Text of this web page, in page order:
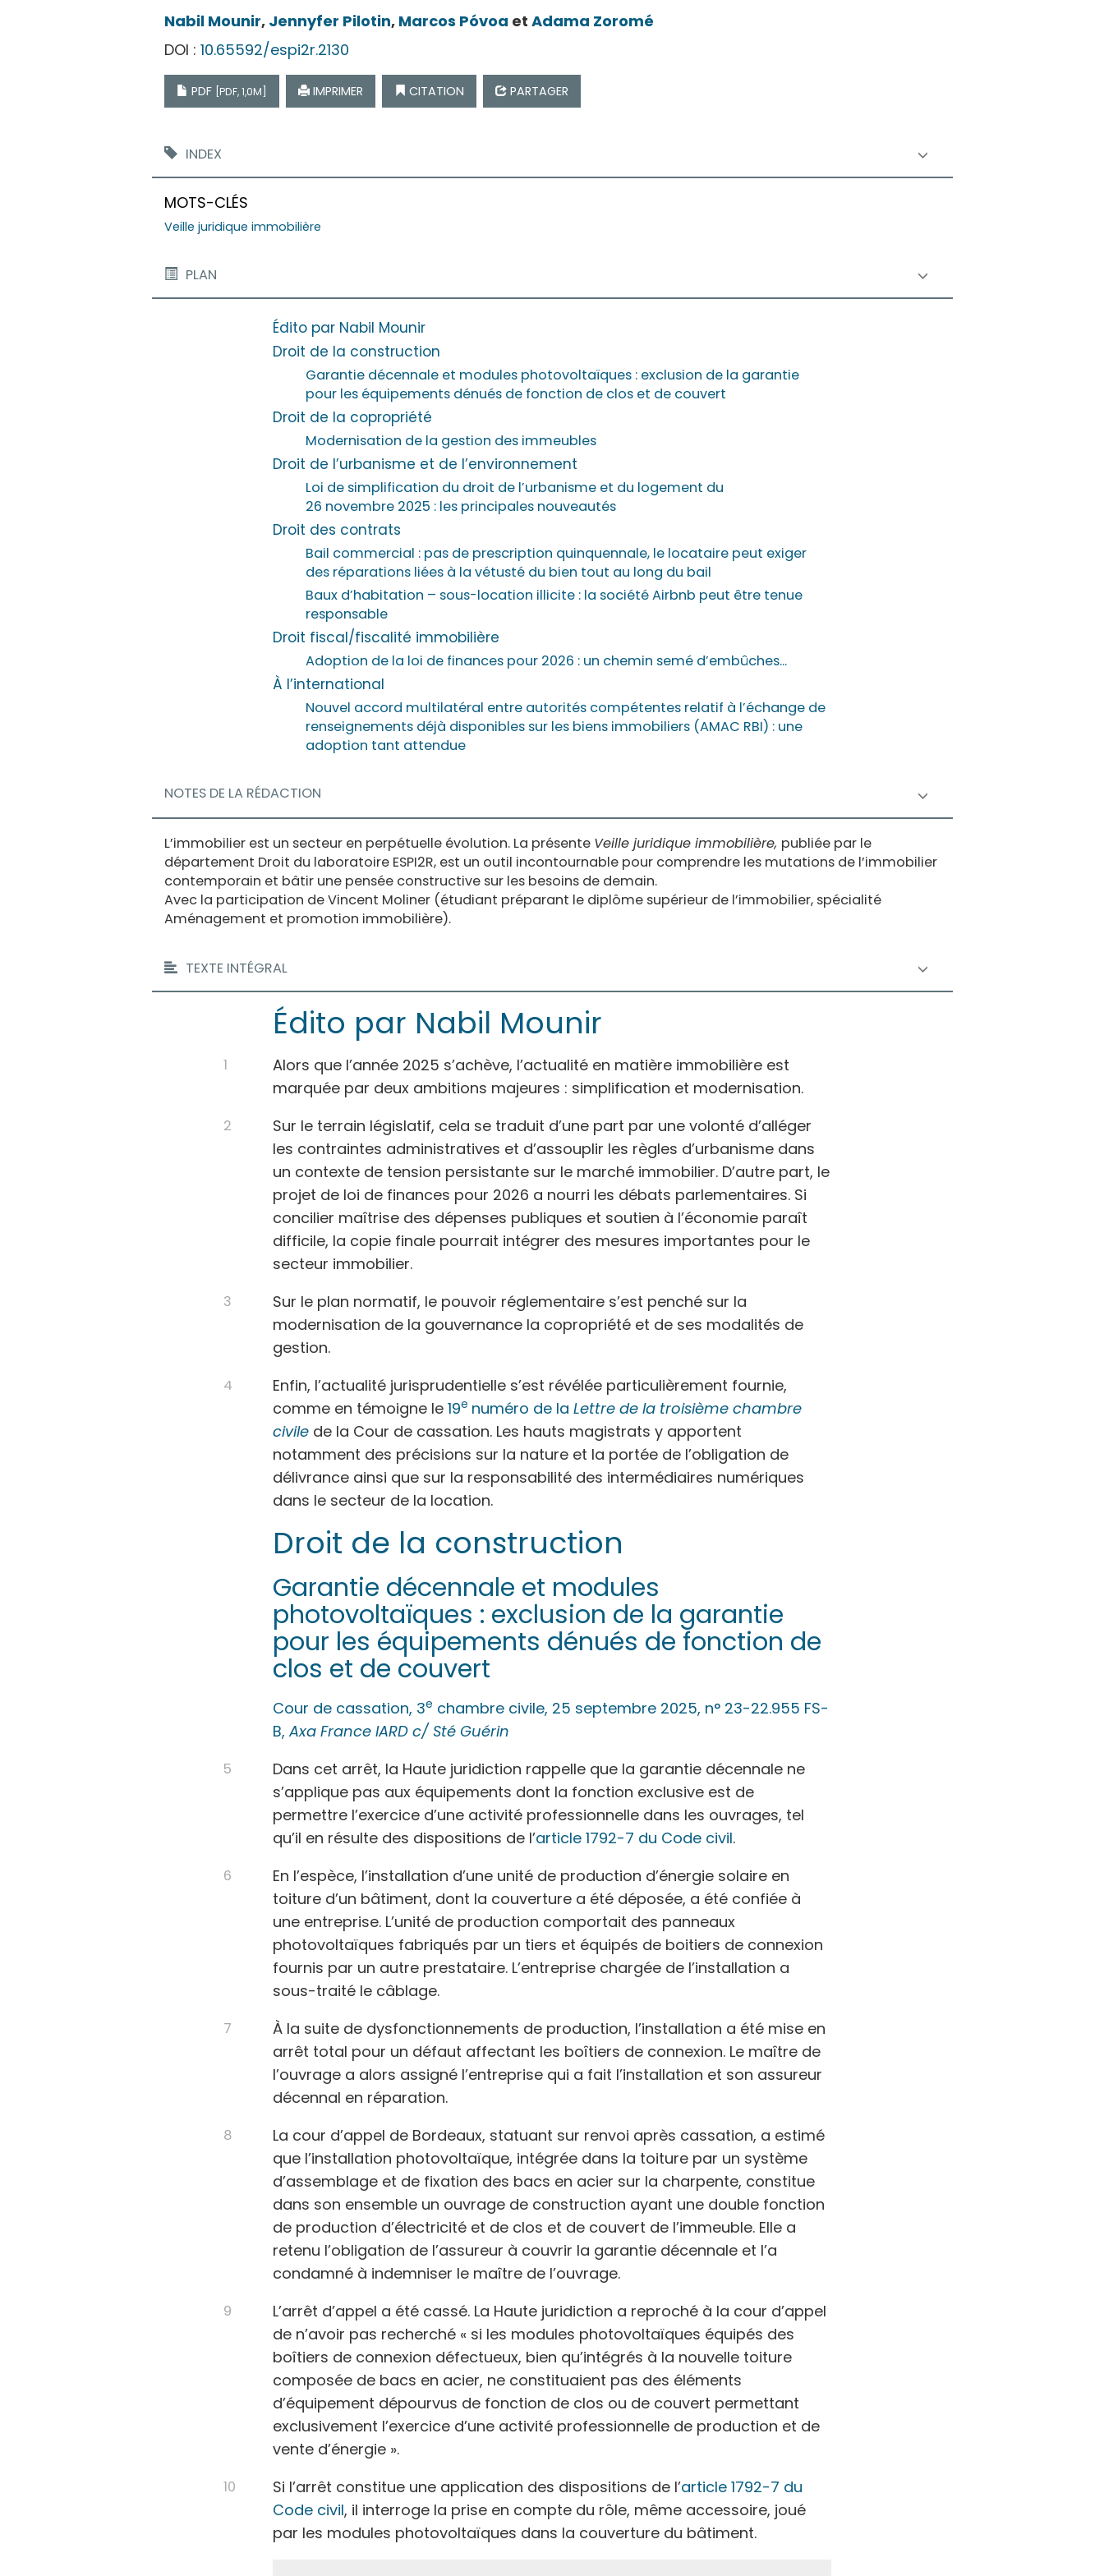
Nabil Mounir, Jennyfer Pilotin, Marcos Póvoa et Adama Zoromé
DOI : 10.65592/espi2r.2130
PDF [PDF, 1,0M] IMPRIMER CITATION PARTAGER
INDEX
MOTS-CLÉS
Veille juridique immobilière
PLAN
Édito par Nabil Mounir
Droit de la construction
Garantie décennale et modules photovoltaïques : exclusion de la garantie
pour les équipements dénués de fonction de clos et de couvert
Droit de la copropriété
Modernisation de la gestion des immeubles
Droit de l’urbanisme et de l’environnement
Loi de simplification du droit de l’urbanisme et du logement du
26 novembre 2025 : les principales nouveautés
Droit des contrats
Bail commercial : pas de prescription quinquennale, le locataire peut exiger
des réparations liées à la vétusté du bien tout au long du bail
Baux d’habitation – sous-location illicite : la société Airbnb peut être tenue
responsable
Droit fiscal/fiscalité immobilière
Adoption de la loi de finances pour 2026 : un chemin semé d’embûches...
À l’international
Nouvel accord multilatéral entre autorités compétentes relatif à l’échange de
renseignements déjà disponibles sur les biens immobiliers (AMAC RBI) : une
adoption tant attendue
NOTES DE LA RÉDACTION
L’immobilier est un secteur en perpétuelle évolution. La présente Veille juridique immobilière, publiée par le
département Droit du laboratoire ESPI2R, est un outil incontournable pour comprendre les mutations de l’immobilier
contemporain et bâtir une pensée constructive sur les besoins de demain.
Avec la participation de Vincent Moliner (étudiant préparant le diplôme supérieur de l’immobilier, spécialité
Aménagement et promotion immobilière).
TEXTE INTÉGRAL
Édito par Nabil Mounir
Alors que l’année 2025 s’achève, l’actualité en matière immobilière est
marquée par deux ambitions majeures : simplification et modernisation.
Sur le terrain législatif, cela se traduit d’une part par une volonté d’alléger
les contraintes administratives et d’assouplir les règles d’urbanisme dans
un contexte de tension persistante sur le marché immobilier. D’autre part, le
projet de loi de finances pour 2026 a nourri les débats parlementaires. Si
concilier maîtrise des dépenses publiques et soutien à l’économie paraît
difficile, la copie finale pourrait intégrer des mesures importantes pour le
secteur immobilier.
Sur le plan normatif, le pouvoir réglementaire s’est penché sur la
modernisation de la gouvernance la copropriété et de ses modalités de
gestion.
Enfin, l’actualité jurisprudentielle s’est révélée particulièrement fournie,
comme en témoigne le 19e numéro de la Lettre de la troisième chambre
civile de la Cour de cassation. Les hauts magistrats y apportent
notamment des précisions sur la nature et la portée de l’obligation de
délivrance ainsi que sur la responsabilité des intermédiaires numériques
dans le secteur de la location.
Droit de la construction
Garantie décennale et modules
photovoltaïques : exclusion de la garantie
pour les équipements dénués de fonction de
clos et de couvert
Cour de cassation, 3e chambre civile, 25 septembre 2025, n° 23-22.955 FS-
B,Axa France IARD c/ Sté Guérin
Dans cet arrêt, la Haute juridiction rappelle que la garantie décennale ne
s’applique pas aux équipements dont la fonction exclusive est de
permettre l’exercice d’une activité professionnelle dans les ouvrages, tel
qu’il en résulte des dispositions de l’article 1792-7 du Code civil.
En l’espèce, l’installation d’une unité de production d’énergie solaire en
toiture d’un bâtiment, dont la couverture a été déposée, a été confiée à
une entreprise. L’unité de production comportait des panneaux
photovoltaïques fabriqués par un tiers et équipés de boitiers de connexion
fournis par un autre prestataire. L’entreprise chargée de l’installation a
sous-traité le câblage.
À la suite de dysfonctionnements de production, l’installation a été mise en
arrêt total pour un défaut affectant les boîtiers de connexion. Le maître de
l’ouvrage a alors assigné l’entreprise qui a fait l’installation et son assureur
décennal en réparation.
La cour d’appel de Bordeaux, statuant sur renvoi après cassation, a estimé
que l’installation photovoltaïque, intégrée dans la toiture par un système
d’assemblage et de fixation des bacs en acier sur la charpente, constitue
dans son ensemble un ouvrage de construction ayant une double fonction
de production d’électricité et de clos et de couvert de l’immeuble. Elle a
retenu l’obligation de l’assureur à couvrir la garantie décennale et l’a
condamné à indemniser le maître de l’ouvrage.
L’arrêt d’appel a été cassé. La Haute juridiction a reproché à la cour d’appel
de n’avoir pas recherché « si les modules photovoltaïques équipés des
boîtiers de connexion défectueux, bien qu’intégrés à la nouvelle toiture
composée de bacs en acier, ne constituaient pas des éléments
d’équipement dépourvus de fonction de clos ou de couvert permettant
exclusivement l’exercice d’une activité professionnelle de production et de
vente d’énergie ».
Si l’arrêt constitue une application des dispositions de l’article 1792-7 du
Code civil, il interroge la prise en compte du rôle, même accessoire, joué
par les modules photovoltaïques dans la couverture du bâtiment.